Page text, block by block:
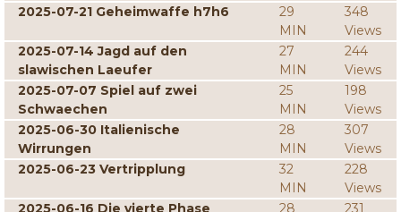
2025-07-21 Geheimwaffe h7h6
29
MIN
348
Views
2025-07-14 Jagd auf den
slawischen Laeufer
27
MIN
244
Views
2025-07-07 Spiel auf zwei
Schwaechen
25
MIN
198
Views
2025-06-30 Italienische
Wirrungen
28
MIN
307
Views
2025-06-23 Vertripplung
32
MIN
228
Views
2025-06-16 Die vierte Phase
28
231